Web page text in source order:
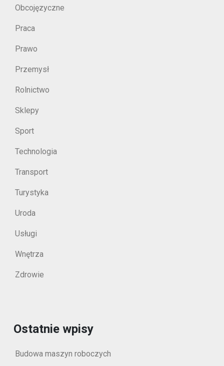
Obcojęzyczne
Praca
Prawo
Przemysł
Rolnictwo
Sklepy
Sport
Technologia
Transport
Turystyka
Uroda
Usługi
Wnętrza
Zdrowie
Ostatnie wpisy
Budowa maszyn roboczych